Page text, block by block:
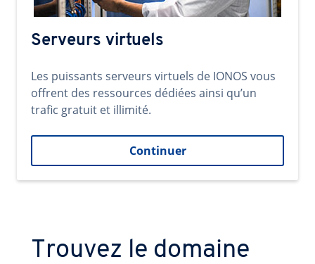
Serveurs virtuels
Les puissants serveurs virtuels de IONOS vous
offrent des ressources dédiées ainsi qu’un
trafic gratuit et illimité.
Continuer
Trouvez le domaine